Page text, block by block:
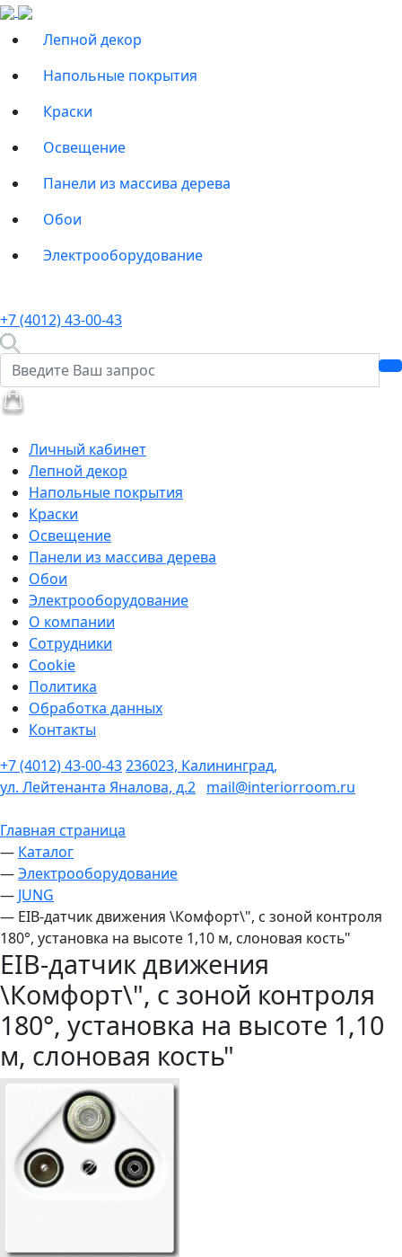
Лепной декор
Напольные покрытия
Краски
Освещение
Панели из массива дерева
Обои
Электрооборудование
+7 (4012) 43-00-43
Личный кабинет
Лепной декор
Напольные покрытия
Краски
Освещение
Панели из массива дерева
Обои
Электрооборудование
О компании
Сотрудники
Cookie
Политика
Обработка данных
Контакты
+7 (4012) 43-00-43236023, Калининград,
ул. Лейтенанта Яналова, д.2 mail@interiorroom.ru
Главная страница
— Каталог
—Электрооборудование
— JUNG
— EIB-датчик движения \Комфорт\", с зоной контроля
180°, установка на высоте 1,10 м, слоновая кость"
EIB-датчик движения
\Комфорт\", с зоной контроля
180°, установка на высоте 1,10
м, слоновая кость"